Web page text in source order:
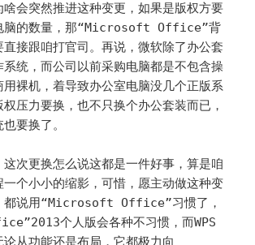
啥会突然推进这种变更，如果是版权方要
脑的数量，那“Microsoft Office”背
直接跟咱打官司。再说，微软除了办公套
系统，而公司以前采购电脑都是不包含操
用裸机，着导致办公室电脑没几个正版系
压力要换，也不只换个办公套装而已，
要换了。
次更换怎么说这都是一件好事，算是咱
一个小小的缩影，可惜，愿主动做这种变
都说用“Microsoft Office”习惯了，
个人版会各种不习惯，而WPS
从功能还是布局，它都极力向